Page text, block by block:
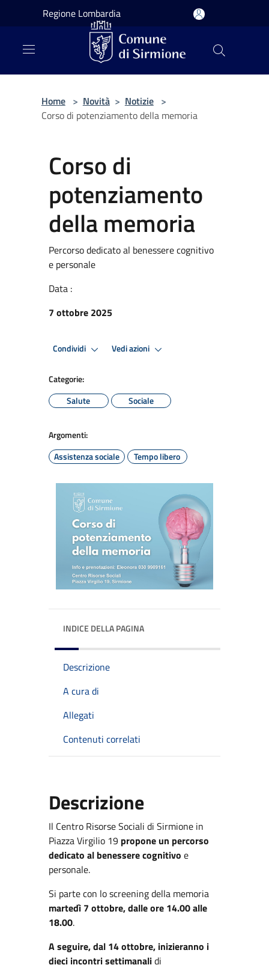
Salta al contenuto principale
Regione Lombardia
Home > Novità > Notizie >
Corso di potenziamento della memoria
Corso di
potenziamento
della memoria
Percorso dedicato al benessere cognitivo
e personale
Data :
7 ottobre 2025
Condividi Vedi azioni
Categorie:
Salute
Sociale
Argomenti:
Assistenza sociale
Tempo libero
INDICE DELLA PAGINA
Descrizione
A cura di
Allegati
Contenuti correlati
Descrizione
Il Centro Risorse Sociali di Sirmione in
Piazza Virgilio 19 propone un percorso
dedicato al benessere cognitivo e
personale.
Si parte con lo screening della memoria
martedì 7 ottobre, dalle ore 14.00 alle
18.00.
A seguire, dal 14 ottobre, inizieranno i
dieci incontri settimanalidi